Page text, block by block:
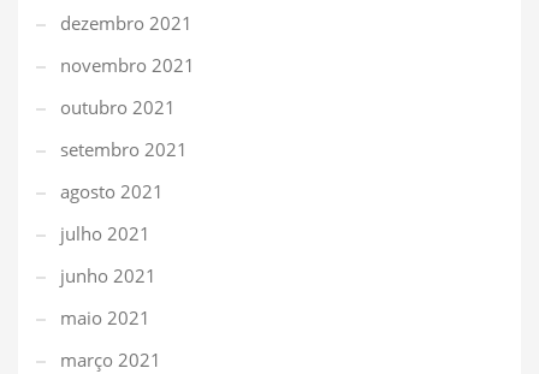
dezembro 2021
novembro 2021
outubro 2021
setembro 2021
agosto 2021
julho 2021
junho 2021
maio 2021
março 2021